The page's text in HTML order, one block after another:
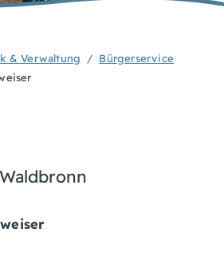
& Verwaltung
Bürgerservice